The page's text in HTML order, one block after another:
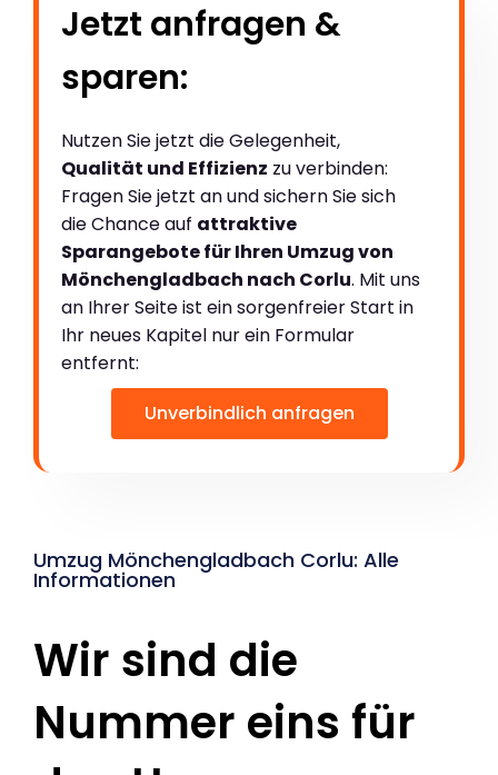
Jetzt anfragen &
sparen:
Nutzen Sie jetzt die Gelegenheit,
Qualität und Effizienz zu verbinden:
Fragen Sie jetzt an und sichern Sie sich
die Chance auf attraktive
Sparangebote für Ihren Umzug von
Mönchengladbach nach Corlu. Mit uns
an Ihrer Seite ist ein sorgenfreier Start in
Ihr neues Kapitel nur ein Formular
entfernt:
Unverbindlich anfragen
Umzug Mönchengladbach Corlu: Alle
Informationen
Wir sind die
Nummer eins für